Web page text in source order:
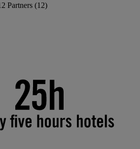
Partners (12)